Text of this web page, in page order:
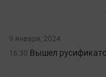
9 января, 2024
16:30 Вышел